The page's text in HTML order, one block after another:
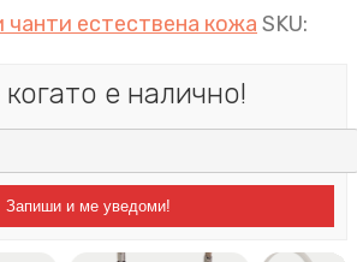
чанти естествена кожа SKU:
е налично!
Запиши и ме уведоми!